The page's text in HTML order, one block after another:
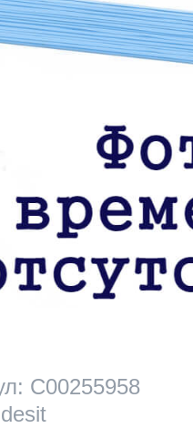
C00255958